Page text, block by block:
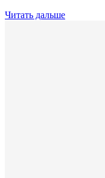
Читать дальше